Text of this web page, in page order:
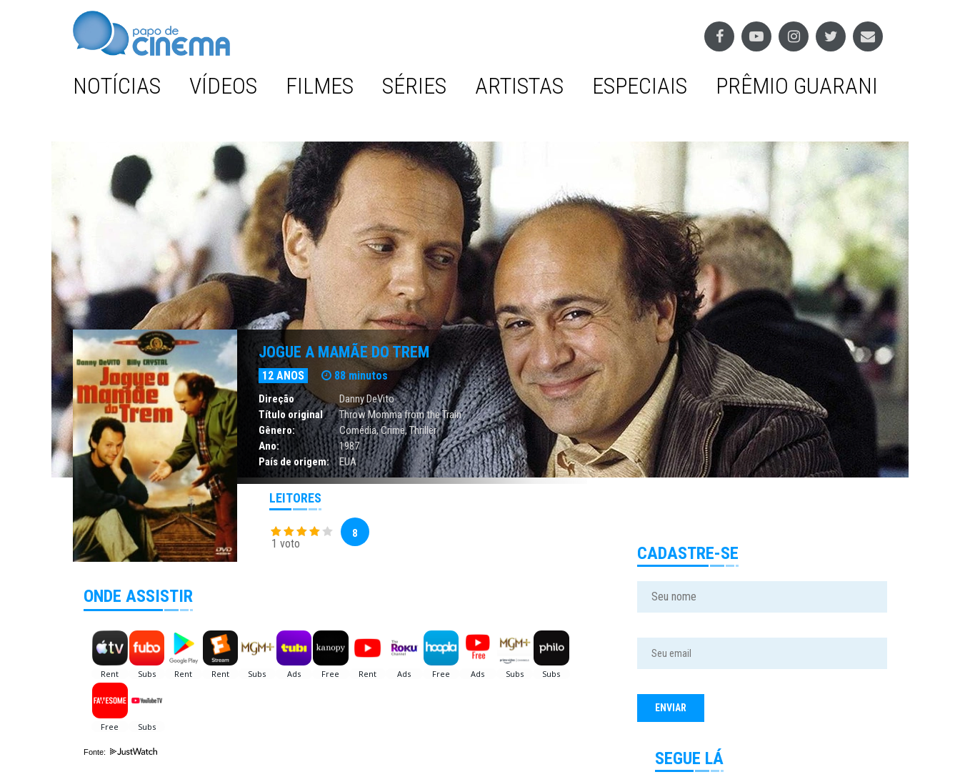
NOTÍCIAS VÍDEOS FILMES SÉRIES ARTISTAS ESPECIAIS PRÊMIO GUARANI
JOGUE A MAMÃE DO TREM
12 ANOS 88 minutos
Direção
Danny DeVito
Título original
Throw Momma from the Train
Gênero:
Comédia,Crime,Thriller
Ano:
1987
País de origem:
EUA
LEITORES
1 voto
8
ONDE ASSISTIR
Fonte:
CADASTRE-SE
SEGUE LÁ